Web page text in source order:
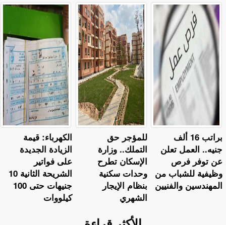
الكهرباء: قيمة
الزيادة الجديدة
على فواتير
الشريحة الثانية 10
جنيهات حتى 100
كيلووات
للمؤجر حق
التملك.. وزارة
الإسكان تطرح
وحدات سكنية
بنظام الإيجار
الشهري
براتب 16 ألف
جنيه.. العمل تعلن
عن توفر فرص
وظيفية للشباب من
المهندسين والفنيين